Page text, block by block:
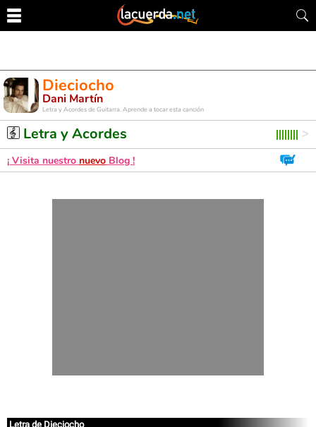
Dieciocho
Dani Martín
Letra y Acordes de Guitarra. Aprende a tocar esta canción
Letra y Acordes
¡ Visita nuestro nuevo Blog !
Letra de Dieciocho